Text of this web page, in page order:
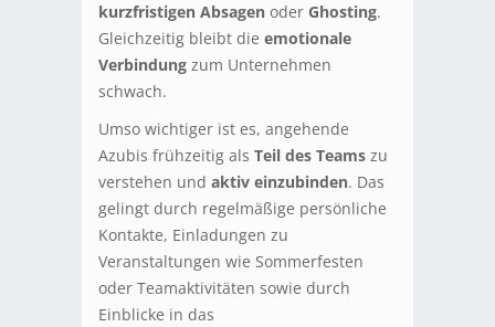
kurzfristigen Absagen oder Ghosting.
Gleichzeitig bleibt die emotionale
Verbindung zum Unternehmen
schwach.
Umso wichtiger ist es, angehende
Azubis frühzeitig als Teil des Teams zu
verstehen und aktiv einzubinden. Das
gelingt durch regelmäßige persönliche
Kontakte, Einladungen zu
Veranstaltungen wie Sommerfesten
oder Teamaktivitäten sowie durch
Einblicke in das